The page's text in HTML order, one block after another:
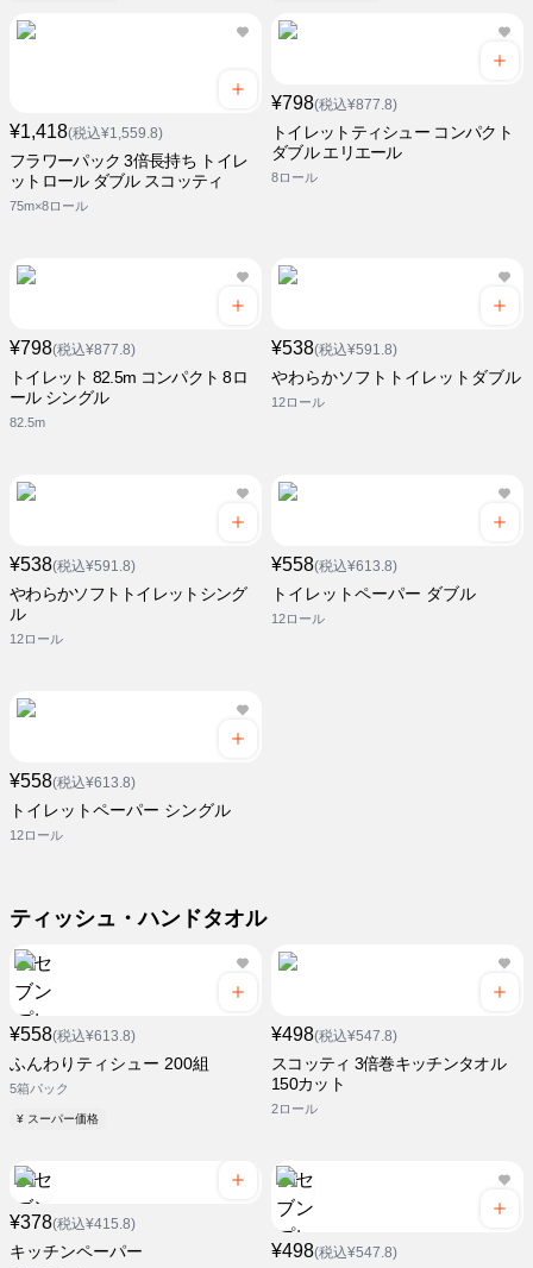
¥1,418(税込¥1,559.8)
フラワーパック 3倍長持ち トイレ
ットロール ダブル スコッティ
75m×8ロール
¥798(税込¥877.8)
トイレットティシュー コンパクト
ダブル エリエール
8ロール
¥798(税込¥877.8)
トイレット 82.5m コンパクト 8ロ
ール シングル
82.5m
¥538(税込¥591.8)
やわらかソフトトイレットダブル
12ロール
¥538(税込¥591.8)
やわらかソフトトイレットシング
ル
12ロール
¥558(税込¥613.8)
トイレットペーパー ダブル
12ロール
¥558(税込¥613.8)
トイレットペーパー シングル
12ロール
ティッシュ・ハンドタオル
¥558(税込¥613.8)
ふんわりティシュー 200組
5箱パック
¥ スーパー価格
¥498(税込¥547.8)
スコッティ 3倍巻キッチンタオル
150カット
2ロール
¥378(税込¥415.8)
キッチンペーパー ¥498(税込¥547.8)